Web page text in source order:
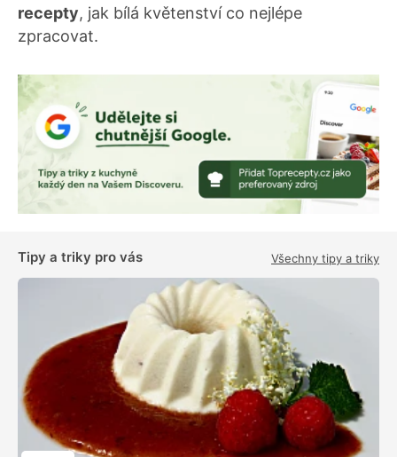
recepty, jak bílá květenství co nejlépe
zpracovat.
Tipy a triky pro vás Všechny tipy a triky